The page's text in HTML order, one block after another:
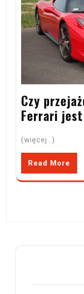
Czy
Ferrari
(więcej…)
Read More